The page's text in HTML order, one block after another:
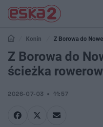
Konin Z Borowa do
Z Borowa do
ścieżka
2026-07-03 11:57